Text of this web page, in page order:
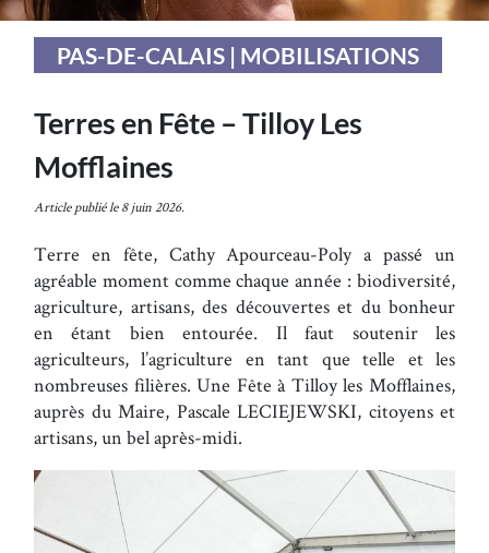
PAS-DE-CALAIS | MOBILISATIONS
Terres en Fête – Tilloy Les
Mofflaines
Article publié le 8 juin 2026.
Terre en fête, Cathy Apourceau-Poly a passé un
agréable moment comme chaque année : biodiversité,
agriculture, artisans, des découvertes et du bonheur
en étant bien entourée. Il faut soutenir les
agriculteurs, l’agriculture en tant que telle et les
nombreuses filières. Une Fête à Tilloy les Mofflaines,
auprès du Maire, Pascale LECIEJEWSKI, citoyens et
artisans, un bel après-midi.